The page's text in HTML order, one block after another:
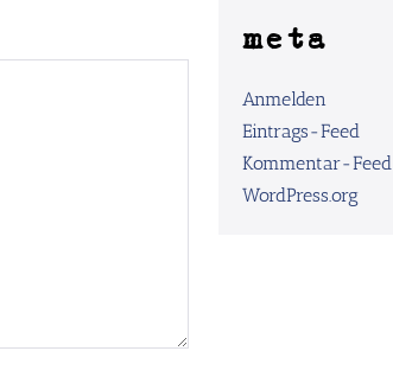
meta
Anmelden
Eintrags-Feed
Kommentar-Feed
WordPress.org